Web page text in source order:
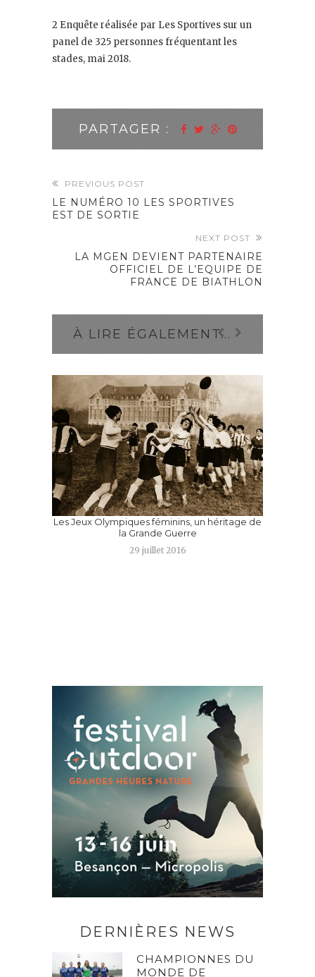
2 Enquête réalisée par Les Sportives sur un
panel de 325 personnes fréquentant les
stades, mai 2018.
PARTAGER :
PREVIOUS POST
LE NUMÉRO 10 LES SPORTIVES
EST DE SORTIE
NEXT POST
LA MGEN DEVIENT PARTENAIRE
OFFICIEL DE L’EQUIPE DE
FRANCE DE BIATHLON
À LIRE ÉGALEMENT...
Les Jeux Olympiques féminins, un héritage de
la Grande Guerre
29 juillet 2016
DERNIÈRES NEWS
CHAMPIONNES DU
MONDE DE